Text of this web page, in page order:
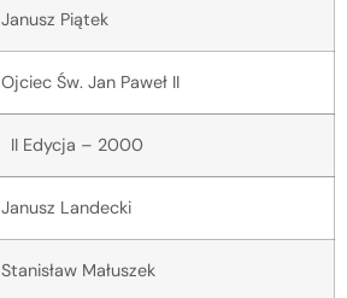
Janusz Piątek
Ojciec Św. Jan Paweł II
II Edycja – 2000
Janusz Landecki
Stanisław Małuszek